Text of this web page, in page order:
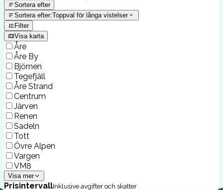
Sortera efter
Sortera efter:Toppval för långa vistelser
Filter
Visa karta
Åre
Åre By
Björnen
Tegefjäll
Åre Strand
Centrum
Järven
Renen
Sadeln
Tott
Övre Alpen
Vargen
VM8
Visa mer
PrisintervallInklusive avgifter och skatter